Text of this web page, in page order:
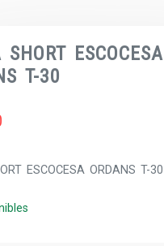
SHORT ESCOCESA
T-30
ESCOCESA ORDANS T-30